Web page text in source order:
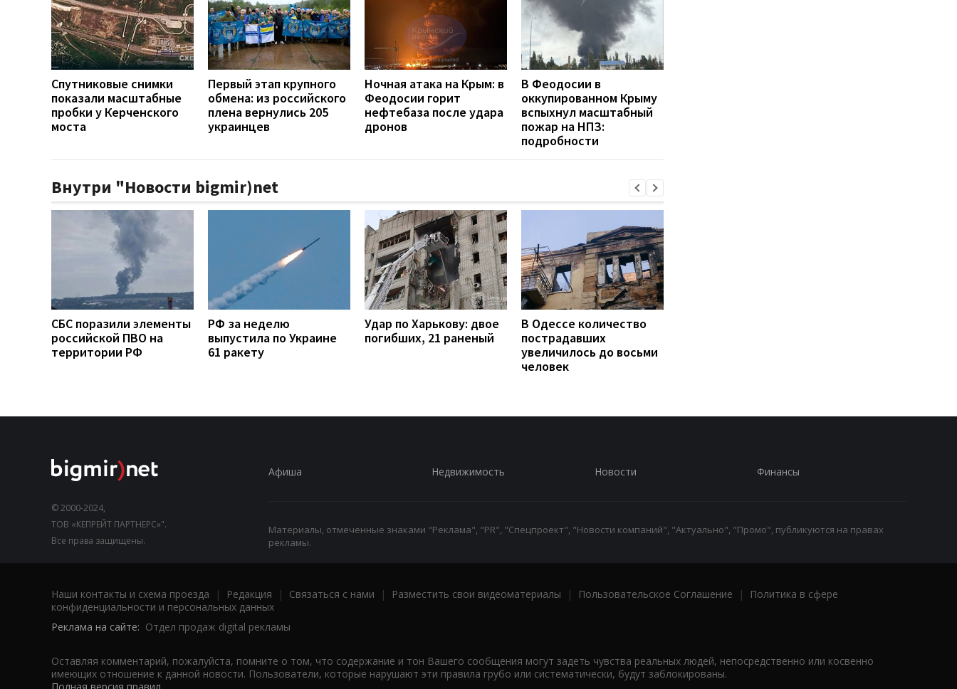
Спутниковые снимки
показали масштабные
пробки у Керченского
моста
Первый этап крупного
обмена: из российского
плена вернулись 205
украинцев
Ночная атака на Крым: в
Феодосии горит
нефтебаза после удара
дронов
В Феодосии в
оккупированном Крыму
вспыхнул масштабный
пожар на НПЗ:
подробности
Внутри "Новости bigmir)net
СБС поразили элементы
российской ПВО на
территории РФ
РФ за неделю
выпустила по Украине
61 ракету
Удар по Харькову: двое
погибших, 21 раненый
В Одессе количество
пострадавших
увеличилось до восьми
человек
© 2000-2024,
ТОВ «КЕПРЕЙТ ПАРТНЕРС»".
Все права защищены.
Афиша Недвижимость Новости Финансы
Материалы, отмеченные знаками "Реклама", "PR", "Спецпроект", "Новости компаний", "Актуально", "Промо", публикуются на правах
рекламы.
Наши контакты и схема проезда | Редакция | Связаться с нами | Разместить свои видеоматериалы | Пользовательское Соглашение |
Политика в сфере
конфиденциальности и персональных данных
Реклама на сайте: Отдел продаж digital рекламы
Оставляя комментарий, пожалуйста, помните о том, что содержание и тон Вашего сообщения могут задеть чувства реальных людей, непосредственно или косвенно
имеющих отношение к данной новости. Пользователи, которые нарушают эти правила грубо или систематически, будут заблокированы.